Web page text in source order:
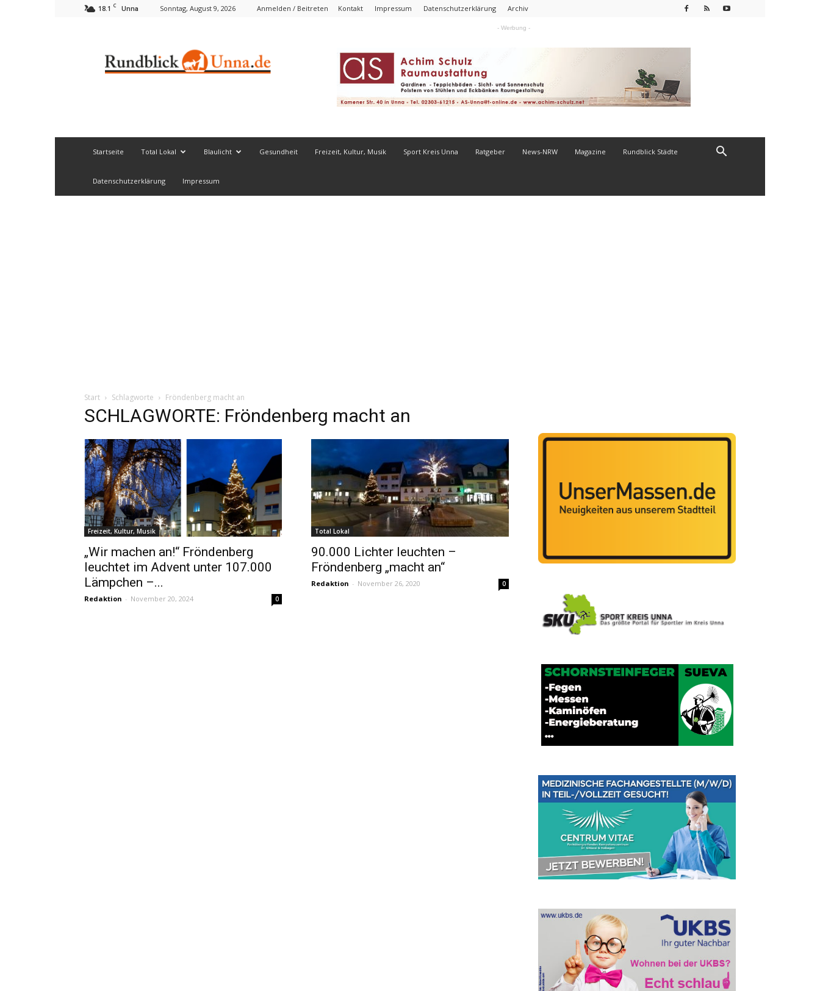
18.1 C Unna Sonntag, August 9, 2026 Anmelden / Beitreten Kontakt Impressum Datenschutzerklärung Archiv
- Werbung -
Startseite Total Lokal Blaulicht Gesundheit Freizeit, Kultur, Musik Sport Kreis Unna Ratgeber News-NRW Magazine Rundblick Städte
Datenschutzerklärung Impressum
Start Schlagworte Fröndenberg macht an
SCHLAGWORTE: Fröndenberg macht an
Freizeit, Kultur, Musik
„Wir machen an!“ Fröndenberg
leuchtet im Advent unter 107.000
Lämpchen –...
Redaktion - November 20, 2024 0
Total Lokal
90.000 Lichter leuchten –
Fröndenberg „macht an“
Redaktion - November 26, 2020 0